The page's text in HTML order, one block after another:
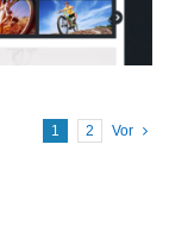
1 2 Vor